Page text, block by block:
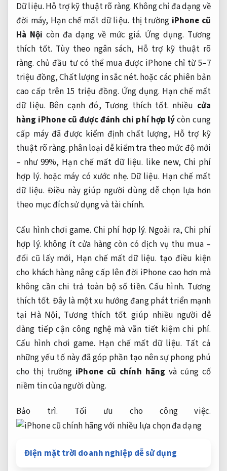
Dữ liệu. Hỗ trợ kỹ thuật rõ ràng. Không chỉ đa dạng về
đời máy, Hạn chế mất dữ liệu. thị trường iPhone cũ
Hà Nội còn đa dạng về mức giá. Ứng dụng. Tương
thích tốt. Tùy theo ngân sách, Hỗ trợ kỹ thuật rõ
ràng. chủ đầu tư có thể mua được iPhone chỉ từ 5–7
triệu đồng,Chất lượng in sắc nét. hoặc các phiên bản
cao cấp trên 15 triệu đồng. Ứng dụng. Hạn chế mất
dữ liệu. Bên cạnh đó, Tương thích tốt. nhiều cửa
hàng iPhone cũ được đánh chi phí hợp lýcòn cung
cấp máy đã được kiểm định chất lượng, Hỗ trợ kỹ
thuật rõ ràng. phân loại dễ kiểm tra theo mức độ mới
– như 99%, Hạn chế mất dữ liệu. like new, Chi phí
hợp lý. hoặc máy có xước nhẹ. Dữ liệu. Hạn chế mất
dữ liệu. Điều này giúp người dùng dễ chọn lựa hơn
theo mục đích sử dụng và tài chính.
Cấu hình chơi game. Chi phí hợp lý. Ngoài ra,Chi phí
hợp lý. không ít cửa hàng còn có dịch vụ thu mua –
đổi cũ lấy mới, Hạn chế mất dữ liệu. tạo điều kiện
cho khách hàng nâng cấp lên đời iPhone cao hơn mà
không cần chi trả toàn bộ số tiền.Cấu hình. Tương
thích tốt. Đây là một xu hướng đang phát triển mạnh
tại Hà Nội, Tương thích tốt. giúp nhiều người dễ
dàng tiếp cận công nghệ mà vẫn tiết kiệm chi phí.
Cấu hình chơi game. Hạn chế mất dữ liệu. Tất cả
những yếu tố này đã góp phần tạo nên sự phong phú
cho thị trường iPhone cũ chính hãng và củng cố
niềm tin của người dùng.
Bảo trì. Tối ưu cho công việc.
Điện mặt trời doanh nghiệp dễ sử dụng